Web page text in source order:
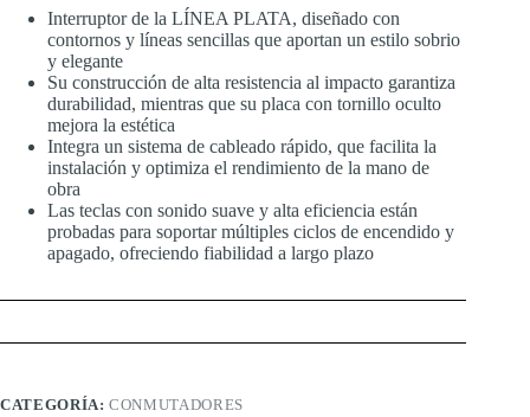
Interruptor de la LÍNEA PLATA, diseñado con
contornos y líneas sencillas que aportan un estilo sobrio
y elegante
Su construcción de alta resistencia al impacto garantiza
durabilidad, mientras que su placa con tornillo oculto
mejora la estética
Integra un sistema de cableado rápido, que facilita la
instalación y optimiza el rendimiento de la mano de
obra
Las teclas con sonido suave y alta eficiencia están
probadas para soportar múltiples ciclos de encendido y
apagado, ofreciendo fiabilidad a largo plazo
CATEGORÍA:CONMUTADORES